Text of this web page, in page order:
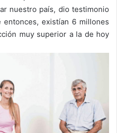
nuestro país, dio testimonio
existían 6 millones
muy superior a la de hoy